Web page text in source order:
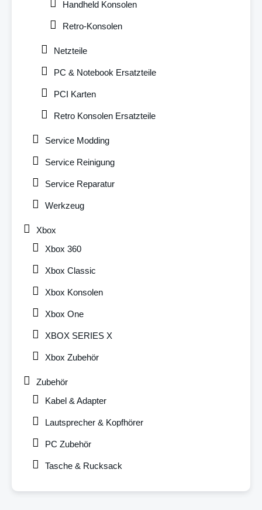
Handheld Konsolen
Retro-Konsolen
Netzteile
PC & Notebook Ersatzteile
PCI Karten
Retro Konsolen Ersatzteile
Service Modding
Service Reinigung
Service Reparatur
Werkzeug
Xbox
Xbox 360
Xbox Classic
Xbox Konsolen
Xbox One
XBOX SERIES X
Xbox Zubehör
Zubehör
Kabel & Adapter
Lautsprecher & Kopfhörer
PC Zubehör
Tasche & Rucksack